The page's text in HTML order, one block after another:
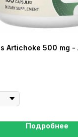
Artichoke 500 mg
Подробнее